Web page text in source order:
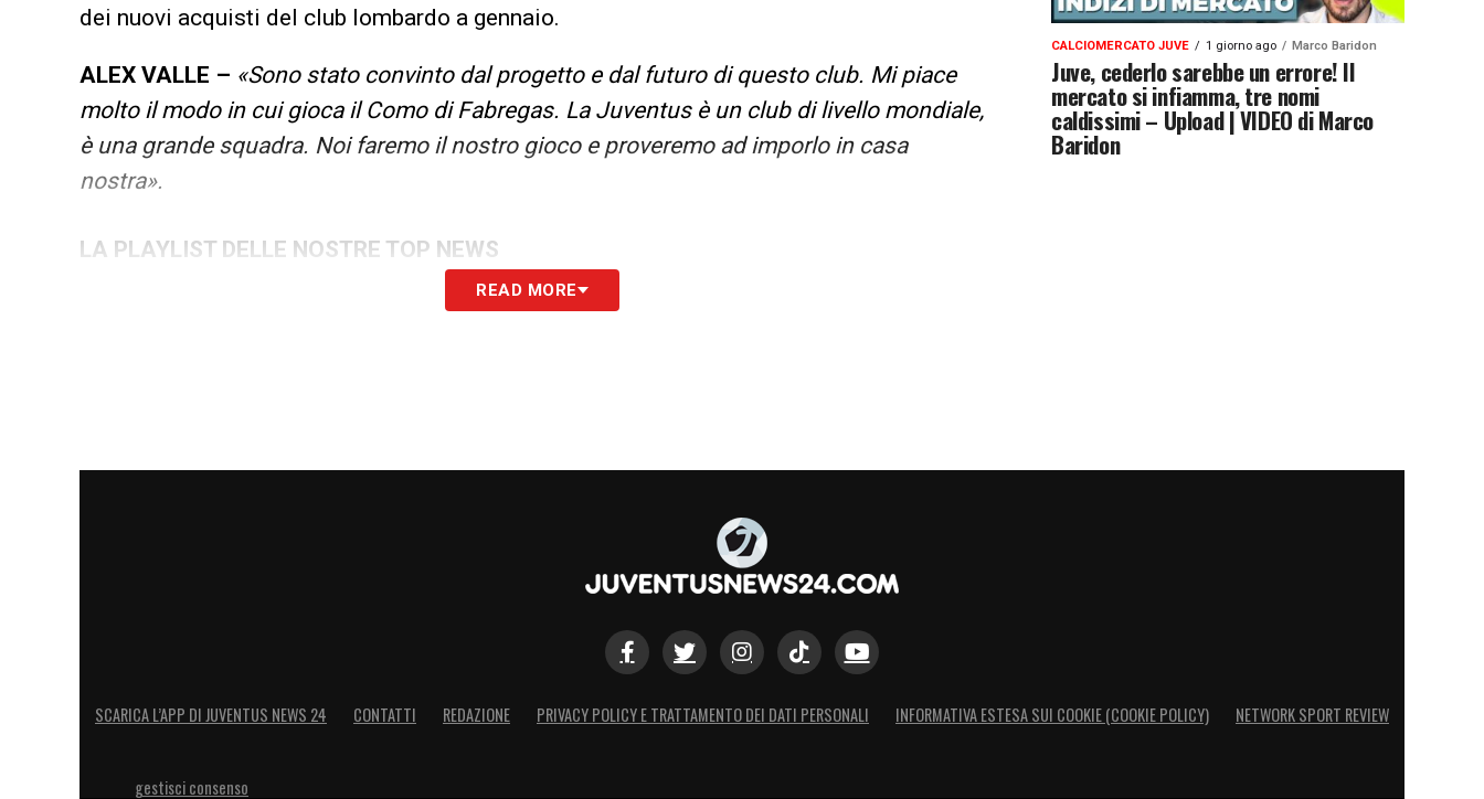
dei nuovi acquisti del club lombardo a gennaio.
ALEX VALLE – «Sono stato convinto dal progetto e dal futuro di questo club. Mi piace
molto il modo in cui gioca il Como di Fabregas. La Juventus è un club di livello mondiale,
è una grande squadra. Noi faremo il nostro gioco e proveremo ad imporlo in casa
nostra».
LA PLAYLIST DELLE NOSTRE TOP NEWS
READ MORE
CALCIOMERCATO JUVE 1 giorno ago Marco Baridon
Juve, cederlo sarebbe un errore! Il
mercato si infiamma, tre nomi
caldissimi – Upload | VIDEO di Marco
Baridon
SCARICA L’APP DI JUVENTUS NEWS 24 CONTATTI REDAZIONE PRIVACY POLICY E TRATTAMENTO DEI DATI PERSONALI INFORMATIVA ESTESA SUI COOKIE (COOKIE POLICY) NETWORK SPORT REVIEW
gestisci consenso